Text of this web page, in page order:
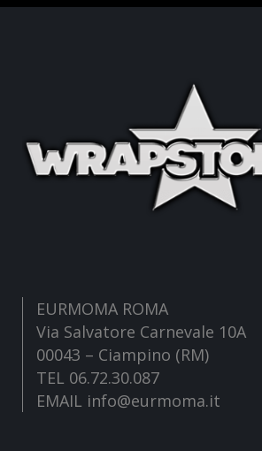
EURMOMA ROMA
Via Salvatore Carnevale 10A
00043 – Ciampino (RM)
TEL 06.72.30.087
EMAIL info@eurmoma.it